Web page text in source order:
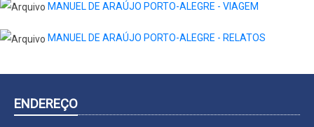
MANUEL DE ARAÚJO PORTO-ALEGRE - VIAGEM
MANUEL DE ARAÚJO PORTO-ALEGRE - RELATOS
ENDEREÇO